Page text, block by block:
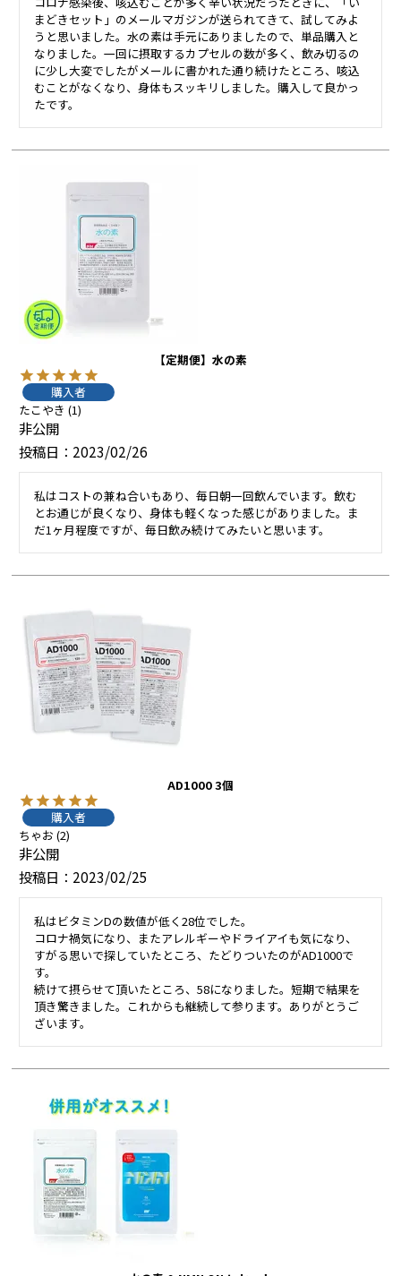
まどきセット」のメールマガジンが送られてきて、試してみよ
うと思いました。水の素は手元にありましたので、単品購入と
なりました。一回に摂取するカプセルの数が多く、飲み切るの
に少し大変でしたがメールに書かれた通り続けたところ、咳込
むことがなくなり、身体もスッキリしました。購入して良かっ
たです。
【定期便】水の素
購入者
たこやき 1
非公開
投稿日
2023/02/26
私はコストの兼ね合いもあり、毎日朝一回飲んでいます。飲む
とお通じが良くなり、身体も軽くなった感じがありました。ま
だ1ヶ月程度ですが、毎日飲み続けてみたいと思います。
AD1000 3個
購入者
ちゃお 2
非公開
投稿日
2023/02/25
私はビタミンDの数値が低く28位でした。
コロナ禍気になり、またアレルギーやドライアイも気になり、
すがる思いで探していたところ、たどりついたのがAD1000で
す。
続けて摂らせて頂いたところ、58になりました。短期で結果を
頂き驚きました。これからも継続して参ります。ありがとうご
ざいます。